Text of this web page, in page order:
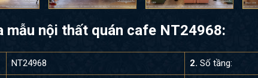
mẫu nội thất quán cafe NT24968:
NT24968 2. Số tầng: